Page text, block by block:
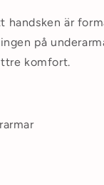
handsken är
på
komfort.